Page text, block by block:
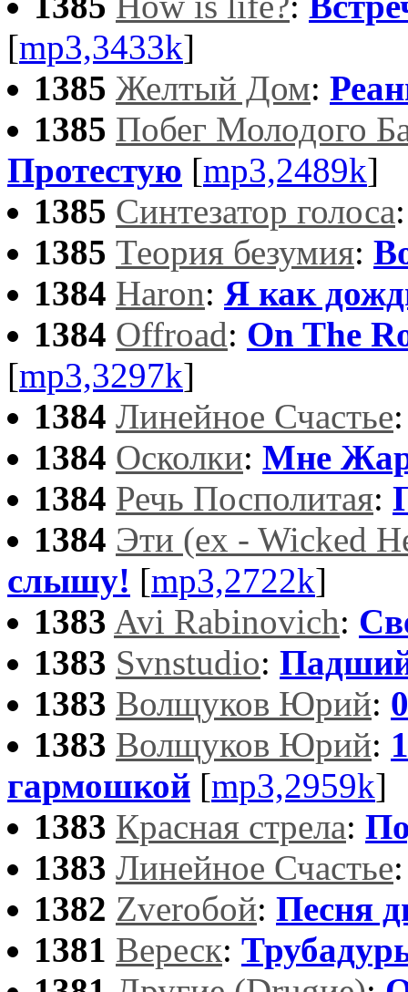
[mp3,3433k]
1385 Желтый Дом:
1385 Побег Молодого
Протестую [mp3,2489k]
1385 Синтезатор голоса
1385 Теория безумия:
1384 Haron: Я как
1384 Offroad: On The
[mp3,3297k]
1384 Линейное Счастье
1384 Осколки: Мне
1384 Речь Посполитая:
1384 Эти (ex - Wicked
слышу! [mp3,2722k]
1383 Avi Rabinovich:
1383 Svnstudio:
1383 Волщуков Юрий:
1383 Волщуков Юрий:
гармошкой [mp3,2959k]
1383 Красная стрела:
1383 Линейное Счастье
1382 Zveroбой: Песня
1381 Вереск: